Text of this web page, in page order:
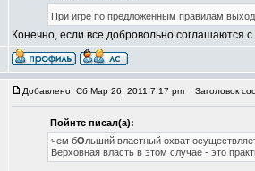
При игре по предложенным правилам
Конечно, если все добровольно соглашаются
Добавлено: Сб Мар 26, 2011 7:17 pm Заголовок
Пойнтс писал(а):
чем бОльший властный охват
Верховная власть в этом случае - это